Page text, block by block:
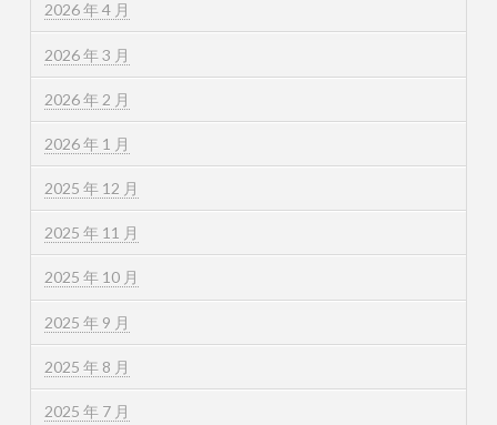
2026 年 4 月
2026 年 3 月
2026 年 2 月
2026 年 1 月
2025 年 12 月
2025 年 11 月
2025 年 10 月
2025 年 9 月
2025 年 8 月
2025 年 7 月